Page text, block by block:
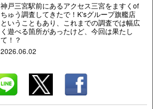
神戸三宮駅前にあるアクセス三宮をますくof
ちゅう調査してきたで！K’sグループ旗艦店
ということもあり、これまでの調査では幅広
く遊べる箇所があったけど、今回は果たし
て！？
2026.06.02